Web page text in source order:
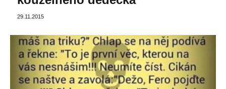
29.11.2015